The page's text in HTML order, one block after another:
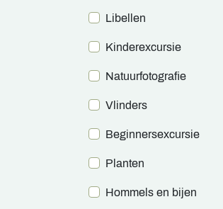
Libellen
Kinderexcursie
Natuurfotografie
Vlinders
Beginnersexcursie
Planten
Hommels en bijen